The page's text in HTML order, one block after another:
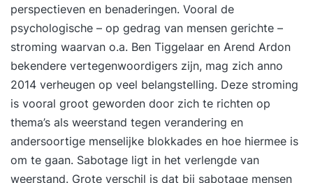
perspectieven en benaderingen. Vooral de
psychologische – op gedrag van mensen gerichte –
stroming waarvan o.a. Ben Tiggelaar en Arend Ardon
bekendere vertegenwoordigers zijn, mag zich anno
2014 verheugen op veel belangstelling. Deze stroming
is vooral groot geworden door zich te richten op
thema’s als weerstand tegen verandering en
andersoortige menselijke blokkades en hoe hiermee is
om te gaan. Sabotage ligt in het verlengde van
weerstand. Grote verschil is dat bij sabotage mensen